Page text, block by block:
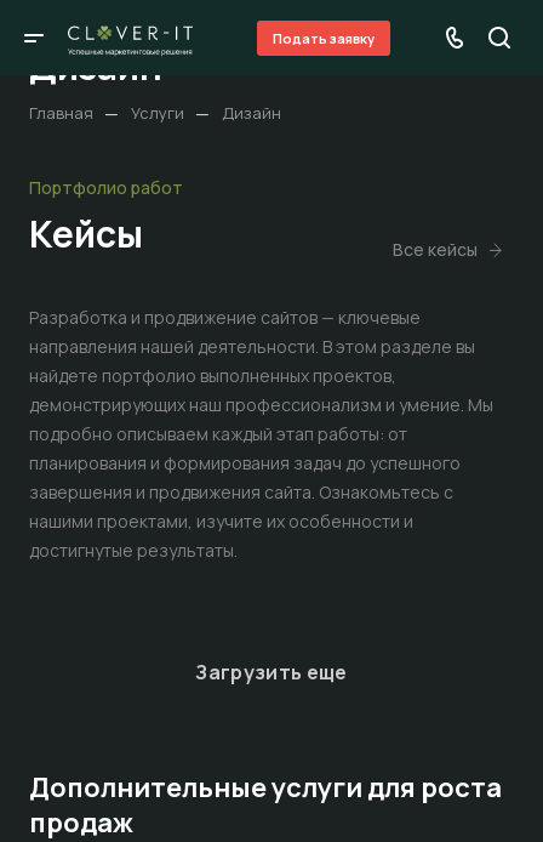
Подать заявку
Дизайн
Главная — Услуги — Дизайн
Портфолио работ
Кейсы Все кейсы
Разработка и продвижение сайтов — ключевые
направления нашей деятельности. В этом разделе вы
найдете портфолио выполненных проектов,
демонстрирующих наш профессионализм и умение. Мы
подробно описываем каждый этап работы: от
планирования и формирования задач до успешного
завершения и продвижения сайта. Ознакомьтесь с
нашими проектами, изучите их особенности и
достигнутые результаты.
Загрузить еще
Дополнительные услуги для роста
продаж